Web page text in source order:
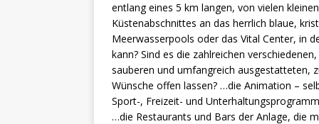
entlang eines 5 km langen, von vielen
Küstenabschnittes an das herrlich blaue,
Meerwasserpools oder das Vital Center, in
kann? Sind es die zahlreichen
sauberen und umfangreich ausgestatteten,
Wünsche offen lassen? …die Animation –
Sport-, Freizeit- und
…die Restaurants und Bars der Anlage, die